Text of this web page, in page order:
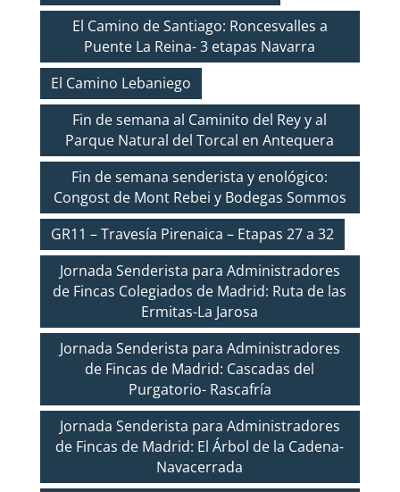
El Camino de Santiago: Roncesvalles a
Puente La Reina- 3 etapas Navarra
El Camino Lebaniego
Fin de semana al Caminito del Rey y al
Parque Natural del Torcal en Antequera
Fin de semana senderista y enológico:
Congost de Mont Rebei y Bodegas Sommos
GR11 – Travesía Pirenaica – Etapas 27 a 32
Jornada Senderista para Administradores
de Fincas Colegiados de Madrid: Ruta de las
Ermitas-La Jarosa
Jornada Senderista para Administradores
de Fincas de Madrid: Cascadas del
Purgatorio- Rascafría
Jornada Senderista para Administradores
de Fincas de Madrid: El Árbol de la Cadena-
Navacerrada